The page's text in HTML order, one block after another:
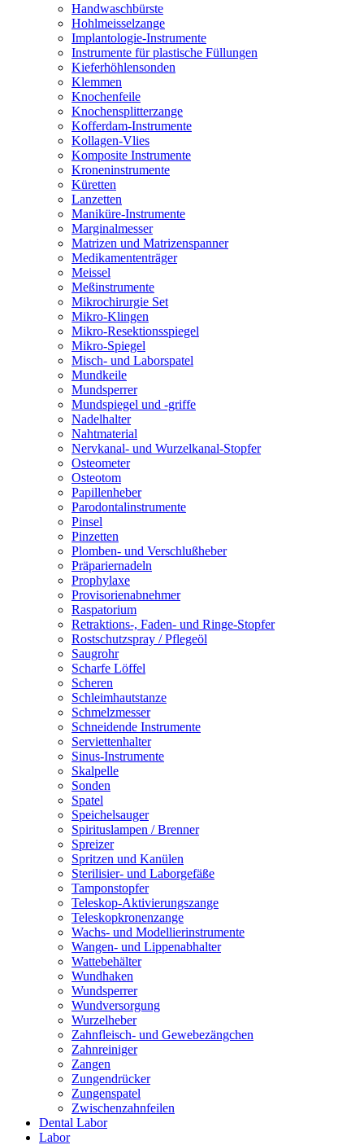
Handwaschbürste
Hohlmeisselzange
Implantologie-Instrumente
Instrumente für plastische Füllungen
Kieferhöhlensonden
Klemmen
Knochenfeile
Knochensplitterzange
Kofferdam-Instrumente
Kollagen-Vlies
Komposite Instrumente
Kroneninstrumente
Küretten
Lanzetten
Maniküre-Instrumente
Marginalmesser
Matrizen und Matrizenspanner
Medikamententräger
Meissel
Meßinstrumente
Mikrochirurgie Set
Mikro-Klingen
Mikro-Resektionsspiegel
Mikro-Spiegel
Misch- und Laborspatel
Mundkeile
Mundsperrer
Mundspiegel und -griffe
Nadelhalter
Nahtmaterial
Nervkanal- und Wurzelkanal-Stopfer
Osteometer
Osteotom
Papillenheber
Parodontalinstrumente
Pinsel
Pinzetten
Plomben- und Verschlußheber
Präpariernadeln
Prophylaxe
Provisorienabnehmer
Raspatorium
Retraktions-, Faden- und Ringe-Stopfer
Rostschutzspray / Pflegeöl
Saugrohr
Scharfe Löffel
Scheren
Schleimhautstanze
Schmelzmesser
Schneidende Instrumente
Serviettenhalter
Sinus-Instrumente
Skalpelle
Sonden
Spatel
Speichelsauger
Spirituslampen / Brenner
Spreizer
Spritzen und Kanülen
Sterilisier- und Laborgefäße
Tamponstopfer
Teleskop-Aktivierungszange
Teleskopkronenzange
Wachs- und Modellierinstrumente
Wangen- und Lippenabhalter
Wattebehälter
Wundhaken
Wundsperrer
Wundversorgung
Wurzelheber
Zahnfleisch- und Gewebezängchen
Zahnreiniger
Zangen
Zungendrücker
Zungenspatel
Zwischenzahnfeilen
Dental Labor
Labor